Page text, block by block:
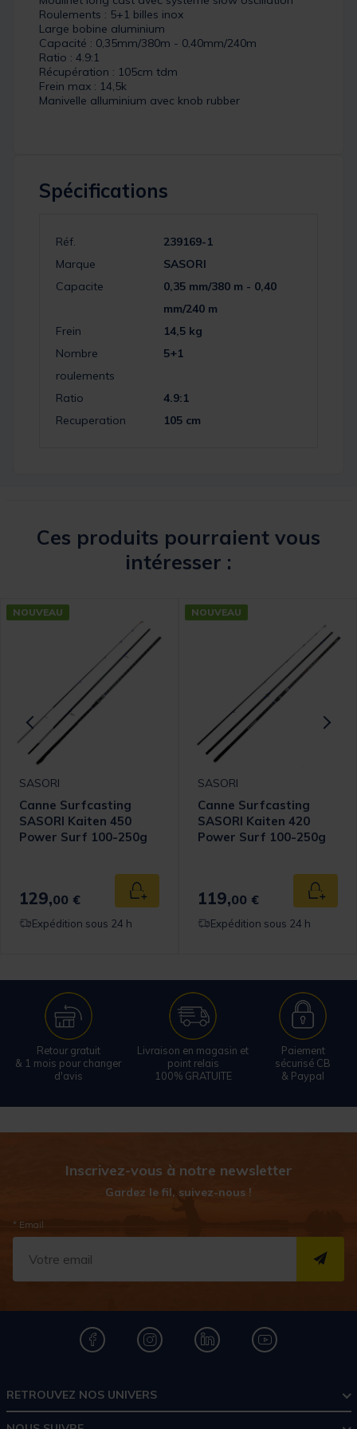
Roulements : 5+1 billes inox
Large bobine aluminium
Capacité : 0,35mm/380m - 0,40mm/240m
Ratio : 4.9:1
Récupération : 105cm tdm
Frein max : 14,5k
Manivelle alluminium avec knob rubber
Spécifications
Réf.
239169-1
Marque
SASORI
Capacite
0,35 mm/380 m - 0,40
mm/240 m
Frein
14,5 kg
Nombre
roulements
5+1
Ratio
4.9:1
Recuperation
105 cm
Ces produits pourraient vous
intéresser :
panier
NOUVEAU
SASORI
Canne Surfcasting
SASORI Kaiten 450
Power Surf 100-250g
129,00 € Ajouter au panier
Expédition sous 24 h
NOUVEAU
SASORI
Canne Surfcasting
SASORI Kaiten 420
Power Surf 100-250g
119,00 €
Expédition sous 24 h
Retour gratuit
& 1 mois pour changer
d'avis
Livraison en magasin et
point relais
100% GRATUITE
Paiement
sécurisé CB
& Paypal
Inscrivez-vous à notre newsletter
Gardez le fil, suivez-nous !
* Email
RETROUVEZ NOS UNIVERS